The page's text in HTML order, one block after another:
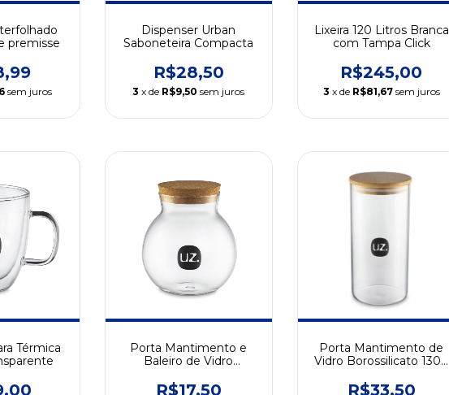
premisse
sem juros
Dispenser Urban
Saboneteira Compacta
R$28,50
3 x de R$9,50 sem juros
Lixeira 120 Litros Branca
com Tampa Click
R$245,00
3 x de R$81,67 sem juros
Térmica
Porta Mantimento e
Baleiro de Vidro
R$17,50
Porta Mantimento de
Vidro Borossilicato 1300
R$33,50